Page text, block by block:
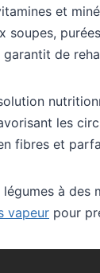
et
soupes,
garantit de
les
fibres et
à des
vapeur pour